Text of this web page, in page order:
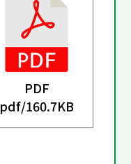
PDF
pdf/160.7KB